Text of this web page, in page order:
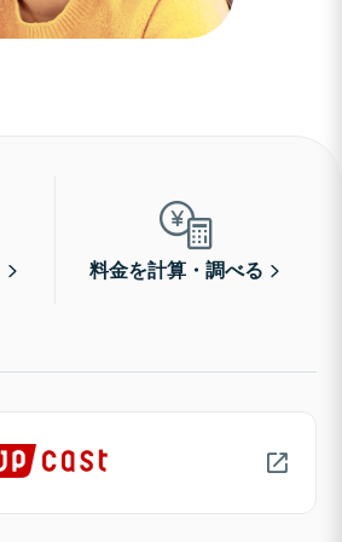
料金を計算・調べる